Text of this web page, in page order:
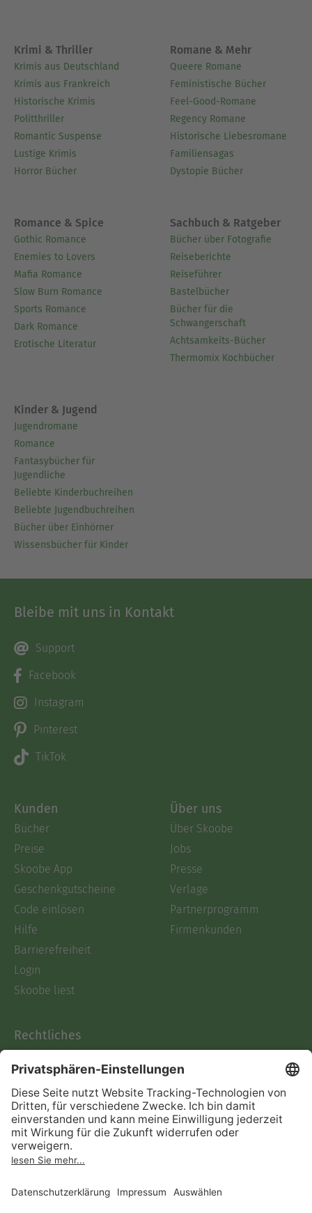
Krimi & Thriller
Krimis aus Deutschland
Krimis aus Frankreich
Historische Krimis
Politthriller
Romantic Suspense
Lustige Krimis
Horror Bücher
Romane & Mehr
Queere Romane
Feministische Bücher
Feel-Good-Romane
Regency Romane
Historische Liebesromane
Familiensagas
Dystopie Bücher
Romance & Spice
Gothic Romance
Enemies to Lovers
Mafia Romance
Slow Burn Romance
Sports Romance
Dark Romance
Erotische Literatur
Sachbuch & Ratgeber
Bücher über Fotografie
Reiseberichte
Reiseführer
Bastelbücher
Bücher für die
Schwangerschaft
Achtsamkeits-Bücher
Thermomix Kochbücher
Kinder & Jugend
Jugendromane
Romance
Fantasybücher für
Jugendliche
Beliebte Kinderbuchreihen
Beliebte Jugendbuchreihen
Bücher über Einhörner
Wissensbücher für Kinder
Bleibe mit uns in Kontakt
Support
Facebook
Instagram
Pinterest
TikTok
Kunden
Bücher
Preise
Skoobe App
Geschenkgutscheine
Code einlösen
Hilfe
Barrierefreiheit
Login
Skoobe liest
Über uns
Über Skoobe
Jobs
Presse
Verlage
Partnerprogramm
Firmenkunden
Rechtliches
AGB
Informationen nach Data
Act
Verträge hier kündigen
Impressum